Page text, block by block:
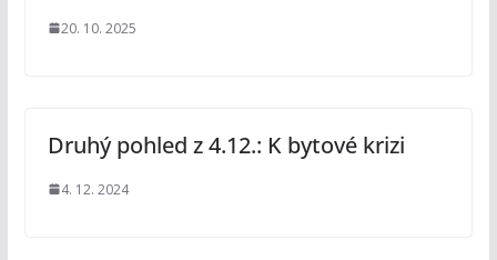
20. 10. 2025
Druhý pohled z 4.12.: K bytové krizi
4. 12. 2024